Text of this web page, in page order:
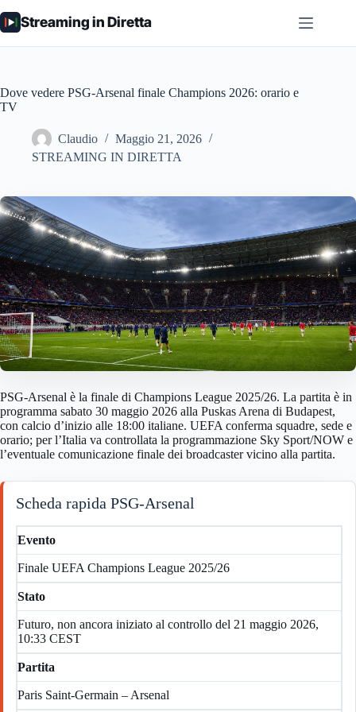
al
contenuto
Streaming in Diretta
Dove vedere PSG-Arsenal finale Champions 2026: orario e
TV
Claudio
Maggio 21, 2026
STREAMING IN DIRETTA
PSG-Arsenal è la finale di Champions League 2025/26. La partita è in
programma sabato 30 maggio 2026 alla Puskas Arena di Budapest,
con calcio d’inizio alle 18:00 italiane. UEFA conferma squadre, sede e
orario; per l’Italia va controllata la programmazione Sky Sport/NOW e
l’eventuale comunicazione finale dei broadcaster vicino alla partita.
Scheda rapida PSG-Arsenal
Evento
Finale UEFA Champions League 2025/26
Stato
Futuro, non ancora iniziato al controllo del 21 maggio 2026,
10:33 CEST
Partita
Paris Saint-Germain – Arsenal